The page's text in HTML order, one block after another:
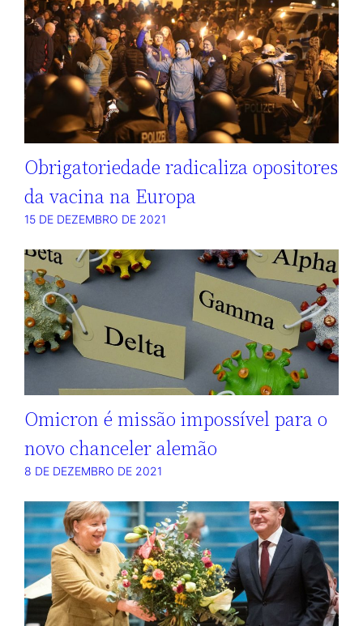
Obrigatoriedade radicaliza opositores
da vacina na Europa
15 DE DEZEMBRO DE 2021
Omicron é missão impossível para o
novo chanceler alemão
8 DE DEZEMBRO DE 2021